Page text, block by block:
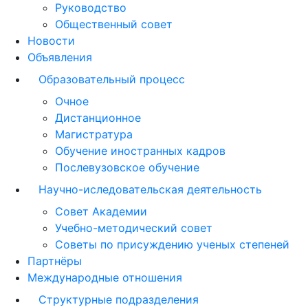
Руководство
Общественный совет
Новости
Объявления
Образовательный процесс
Очное
Дистанционное
Магистратура
Обучение иностранных кадров
Послевузовское обучение
Научно-иследовательская деятельность
Совет Академии
Учебно-методический совет
Советы по присуждению ученых степеней
Партнёры
Международные отношения
Структурные подразделения